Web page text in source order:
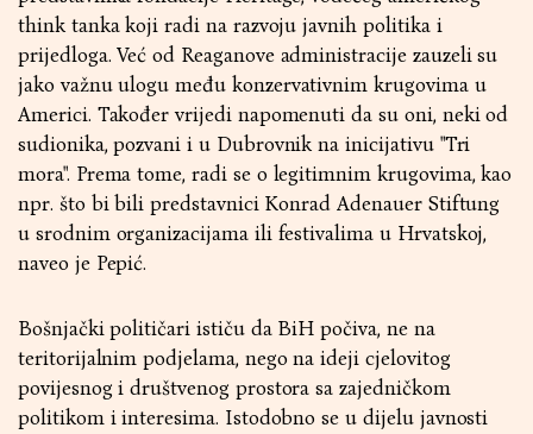
think tanka koji radi na razvoju javnih politika i
prijedloga. Već od Reaganove administracije zauzeli su
jako važnu ulogu među konzervativnim krugovima u
Americi. Također vrijedi napomenuti da su oni, neki od
sudionika, pozvani i u Dubrovnik na inicijativu "Tri
mora". Prema tome, radi se o legitimnim krugovima, kao
npr. što bi bili predstavnici Konrad Adenauer Stiftung
u srodnim organizacijama ili festivalima u Hrvatskoj,
naveo je Pepić.
Bošnjački političari ističu da BiH počiva, ne na
teritorijalnim podjelama, nego na ideji cjelovitog
povijesnog i društvenog prostora sa zajedničkom
politikom i interesima. Istodobno se u dijelu javnosti